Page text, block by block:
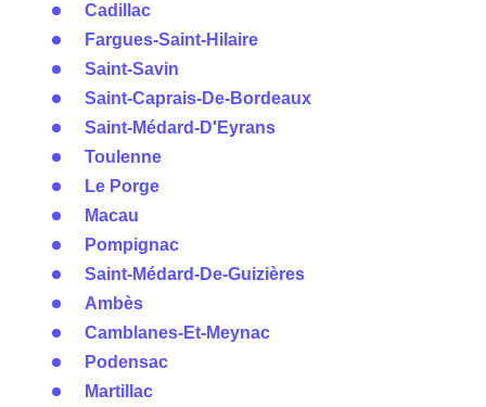
Cadillac
Fargues-Saint-Hilaire
Saint-Savin
Saint-Caprais-De-Bordeaux
Saint-Médard-D'Eyrans
Toulenne
Le Porge
Macau
Pompignac
Saint-Médard-De-Guizières
Ambès
Camblanes-Et-Meynac
Podensac
Martillac